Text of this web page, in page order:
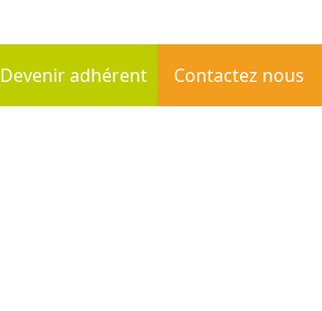
Devenir adhérent Contactez nous